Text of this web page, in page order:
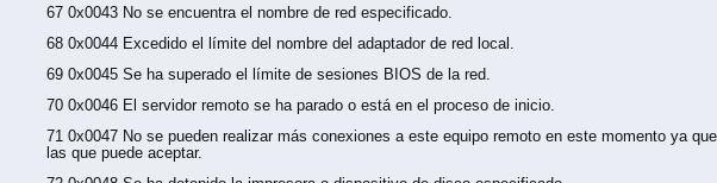
67 0x0043 No se encuentra el nombre de red especificado.
68 0x0044 Excedido el límite del nombre del adaptador de red local.
69 0x0045 Se ha superado el límite de sesiones BIOS de la red.
70 0x0046 El servidor remoto se ha parado o está en el proceso de inicio.
71 0x0047 No se pueden realizar más conexiones a este equipo remoto en este momento ya
las que puede aceptar.